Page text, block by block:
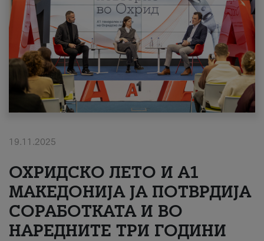
МК SQ
Приватни Деловни
Поддршка
Надополни кредит
#ПодобарОнлајн
19.11.2025
ОХРИДСКО ЛЕТО И A1
МАКЕДОНИЈА ЈА ПОТВРДИЈА
СОРАБОТКАТА И ВО
НАРЕДНИТЕ ТРИ ГОДИНИ